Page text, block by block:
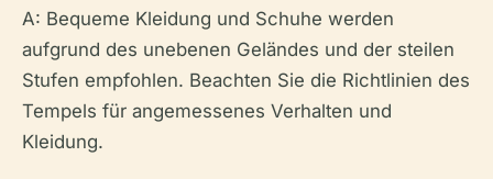
A: Bequeme Kleidung und Schuhe werden
aufgrund des unebenen Geländes und der steilen
Stufen empfohlen. Beachten Sie die Richtlinien des
Tempels für angemessenes Verhalten und
Kleidung.